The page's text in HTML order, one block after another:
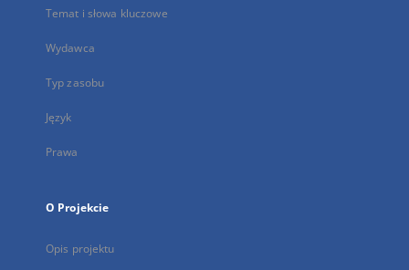
Temat i słowa kluczowe
Wydawca
Typ zasobu
Język
Prawa
O Projekcie
Opis projektu